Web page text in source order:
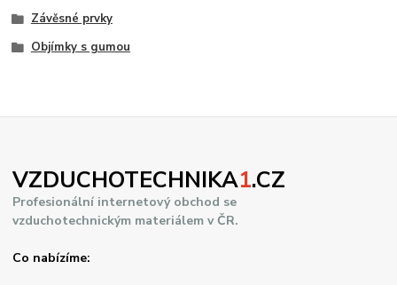
Závěsné prvky
Objímky s gumou
VZDUCHOTECHNIKA1.CZ
Profesionální internetový obchod se
vzduchotechnickým materiálem v ČR.
Co nabízíme: